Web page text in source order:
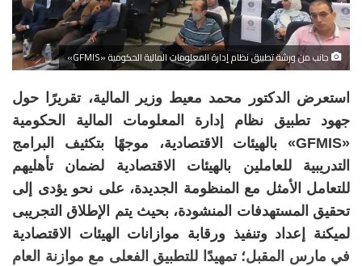
جانب من ورشة تطبيق نظام إدارة المعلومات المالية الحكومية «GFMIS»
استعرض الدكتور محمد معيط وزير المالية، تقريرًا حول
جهود تطبيق نظام إدارة المعلومات المالية الحكومية
«GFMIS» بالهيئات الاقتصادية، موجهًا بتكثيف البرامج
التدريبية للعاملين بالهيئات الاقتصادية لضمان تأهليهم
للتعامل الأمثل مع المنظومة الجديدة، على نحو يؤدى إلى
تحقيق المستهدفات المنشودة، بحيث يتم الإطلاق التجريبى
لميكنة إعداد وتنفيذ ورقابة موازانات الهيئات الاقتصادية
في مارس المقبل؛ تمهيدًا للتطبيق الفعلى مع موازنة العام